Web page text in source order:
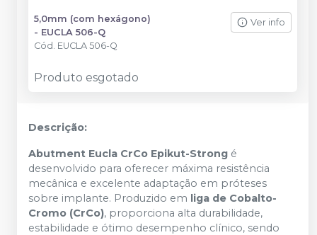
5,0mm (com hexágono)
- EUCLA 506-Q
Cód. EUCLA 506-Q
Ver info
Produto esgotado
Descrição:
Abutment Eucla CrCo Epikut-Strong é
desenvolvido para oferecer máxima resistência
mecânica e excelente adaptação em próteses
sobre implante. Produzido em liga de Cobalto-
Cromo (CrCo), proporciona alta durabilidade,
estabilidade e ótimo desempenho clínico, sendo